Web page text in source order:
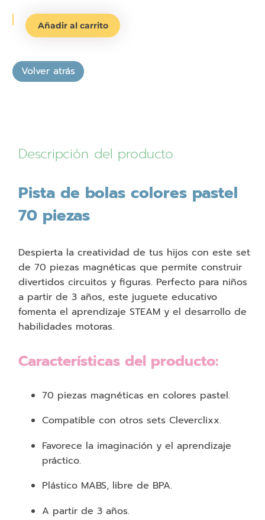
Pista
colores
pastel
Añadir al carrito
Descripción del producto
Pista de bolas colores pastel
70 piezas
Despierta la creatividad de tus hijos con este set
de 70 piezas magnéticas que permite construir
divertidos circuitos y figuras. Perfecto para niños
a partir de 3 años, este juguete educativo
fomenta el aprendizaje STEAM y el desarrollo de
habilidades motoras.
Características del producto:
70 piezas magnéticas en colores pastel.
Compatible con otros sets Cleverclixx.
Favorece la imaginación y el aprendizaje
práctico.
Plástico MABS, libre de BPA.
A partir de 3 años.